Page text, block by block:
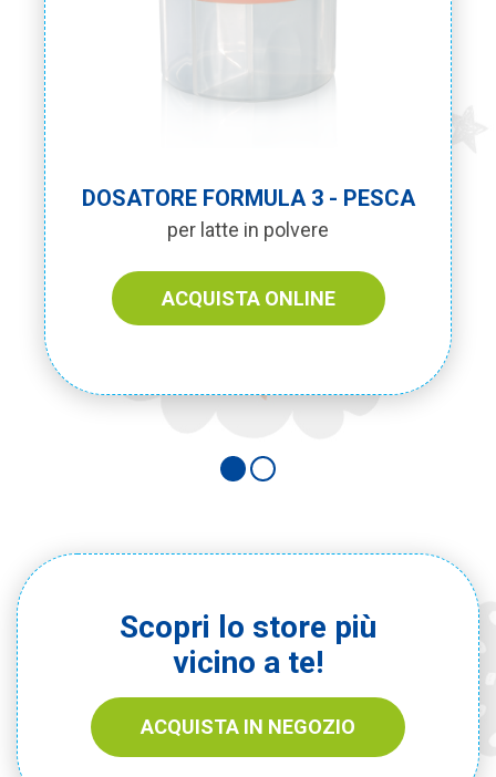
DOSATORE FORMULA 3 - PESCA
per latte in polvere
ACQUISTA ONLINE
Scopri lo store più
vicino a te!
ACQUISTA IN NEGOZIO